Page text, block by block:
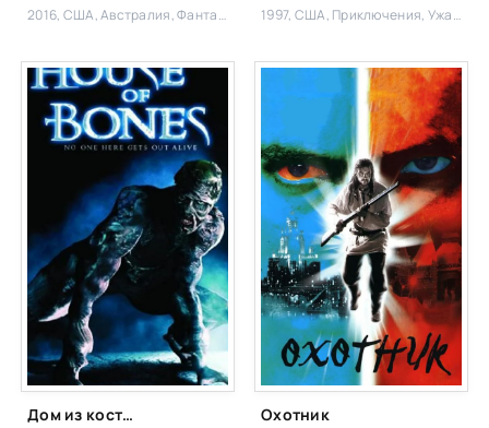
2016, США, Австралия,Фантастика, 1997, США, Приключения, Ужасы,
Дом из костей (ТВ) Охотник